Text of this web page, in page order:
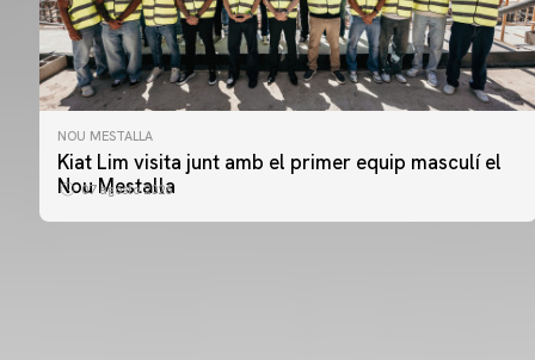
NOU MESTALLA
Kiat Lim visita junt amb el primer equip masculí el
Nou Mestalla
07 agosto 2026